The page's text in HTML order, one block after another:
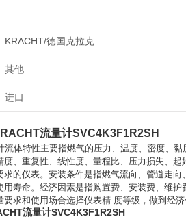
KRACHT/德国克拉克
其他
进口
流量计SVC4K3F1R2SH
流体特性主要指燃气的压力、温度、密度、
度、重复性、线性度、量程比、压力损失、
求的仪表。安装条件是指燃气流向、管道走
用寿命。经济因素是指购置费、安装费、维
要求和使用场合选择仪表精 度等级，做到经
流量计SVC4K3F1R2SH